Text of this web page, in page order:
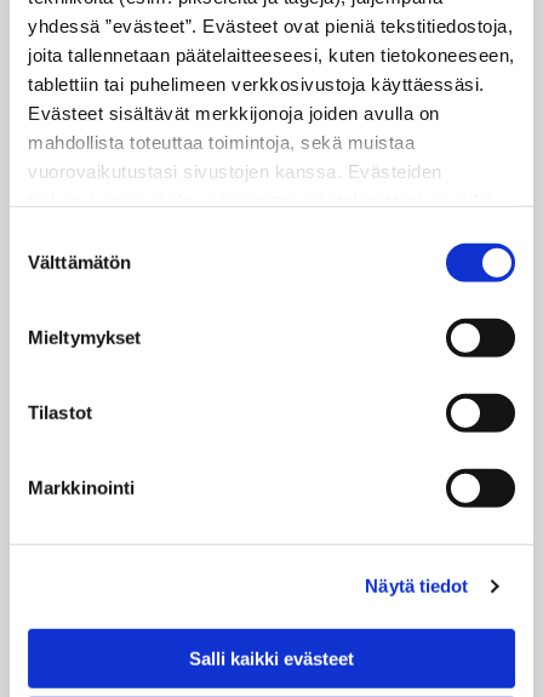
yhdessä ”evästeet”. Evästeet ovat pieniä tekstitiedostoja,
joita tallennetaan päätelaitteeseesi, kuten tietokoneeseen,
tablettiin tai puhelimeen verkkosivustoja käyttäessäsi.
Evästeet sisältävät merkkijonoja joiden avulla on
mahdollista toteuttaa toimintoja, sekä muistaa
vuorovaikutustasi sivustojen kanssa. Evästeiden
viruksia. Evästeisiin voidaan tallentaa tietoja verkossa
toimivan palvelun käytön tai sivustolla vierailun aikana ja
valinta
Välttämätön
Mieltymykset
Tilastot
Markkinointi
Näytä tiedot
Salli kaikki evästeet
Laadukasta vianselvitystä
Vikadiagnostiikka
vikadiagnostiikkalaitteet. Ammattitaidolla